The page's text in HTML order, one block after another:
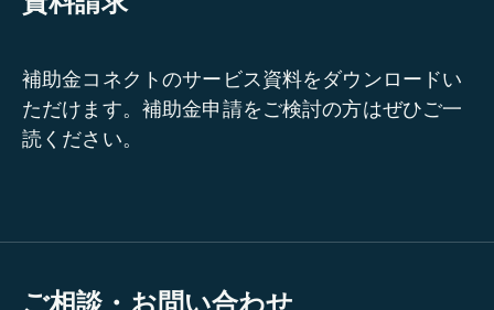
補助金コネクトのサービス資料をダウンロードい
ただけます。補助金申請をご検討の方はぜひご一
読ください。
ご相談・お問い合わせ